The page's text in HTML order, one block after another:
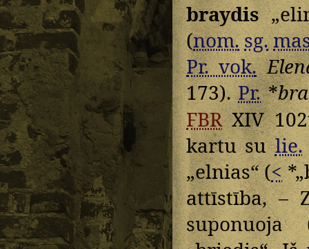
braydis
(nom. sg.
Pr. vok.
173).Pr.*
FBRXIV
kartu sulie.
„elnias“ (<
attīstība, –